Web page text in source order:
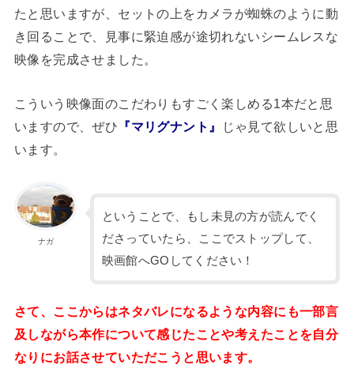
たと思いますが、セットの上をカメラが蜘蛛のように動
き回ることで、見事に緊迫感が途切れないシームレスな
映像を完成させました。
こういう映像面のこだわりもすごく楽しめる1本だと思
いますので、ぜひ 『マリグナント』
じゃ見て欲しいと思
います。
ナガ
ということで、もし未見の方が読んでく
ださっていたら、ここでストップして、
映画館へGOしてください！
さて、ここからはネタバレになるような内容にも一部言
及しながら本作について感じたことや考えたことを自分
なりにお話させていただこうと思います。